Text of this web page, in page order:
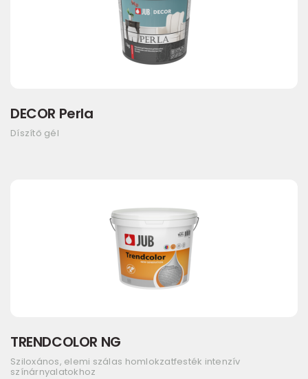
DECOR Perla
Díszítő gél
TRENDCOLOR NG
Sziloxános, elemi szálas homlokzatfesték intenzív
színárnyalatokhoz